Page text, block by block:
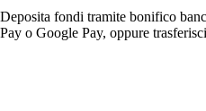
Deposita fondi tramite bonifico
Pay o Google Pay, oppure